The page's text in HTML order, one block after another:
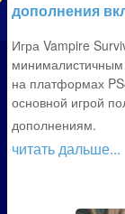
дополнения
Игра Vampire
минималистичным
на платформах
основной игрой
дополнениям.
читать дальше...